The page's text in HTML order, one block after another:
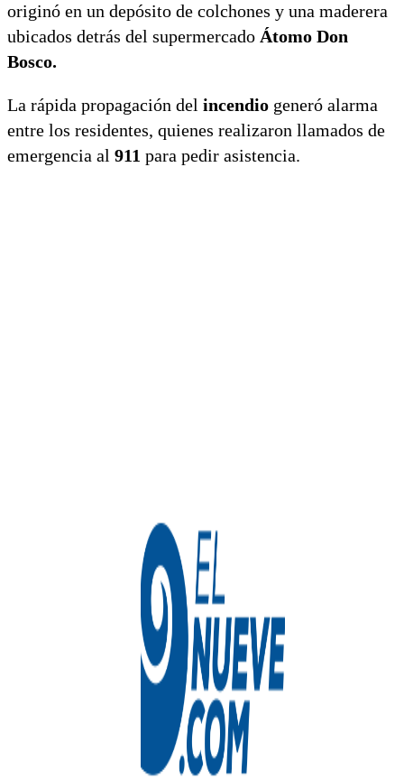
originó en un depósito de colchones y una maderera
ubicados detrás del supermercado Átomo Don
Bosco.
La rápida propagación del incendio generó alarma
entre los residentes, quienes realizaron llamados de
emergencia al 911 para pedir asistencia.